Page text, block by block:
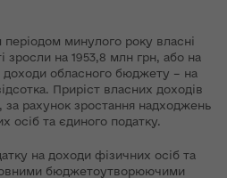
періодом минулого року власні
зросли на 1953,8 млн грн, або на
доходи обласного бюджету – на
Приріст власних доходів
рахунок зростання надходжень
осіб та єдиного податку.
на доходи фізичних осіб та
бюджетоутворюючими